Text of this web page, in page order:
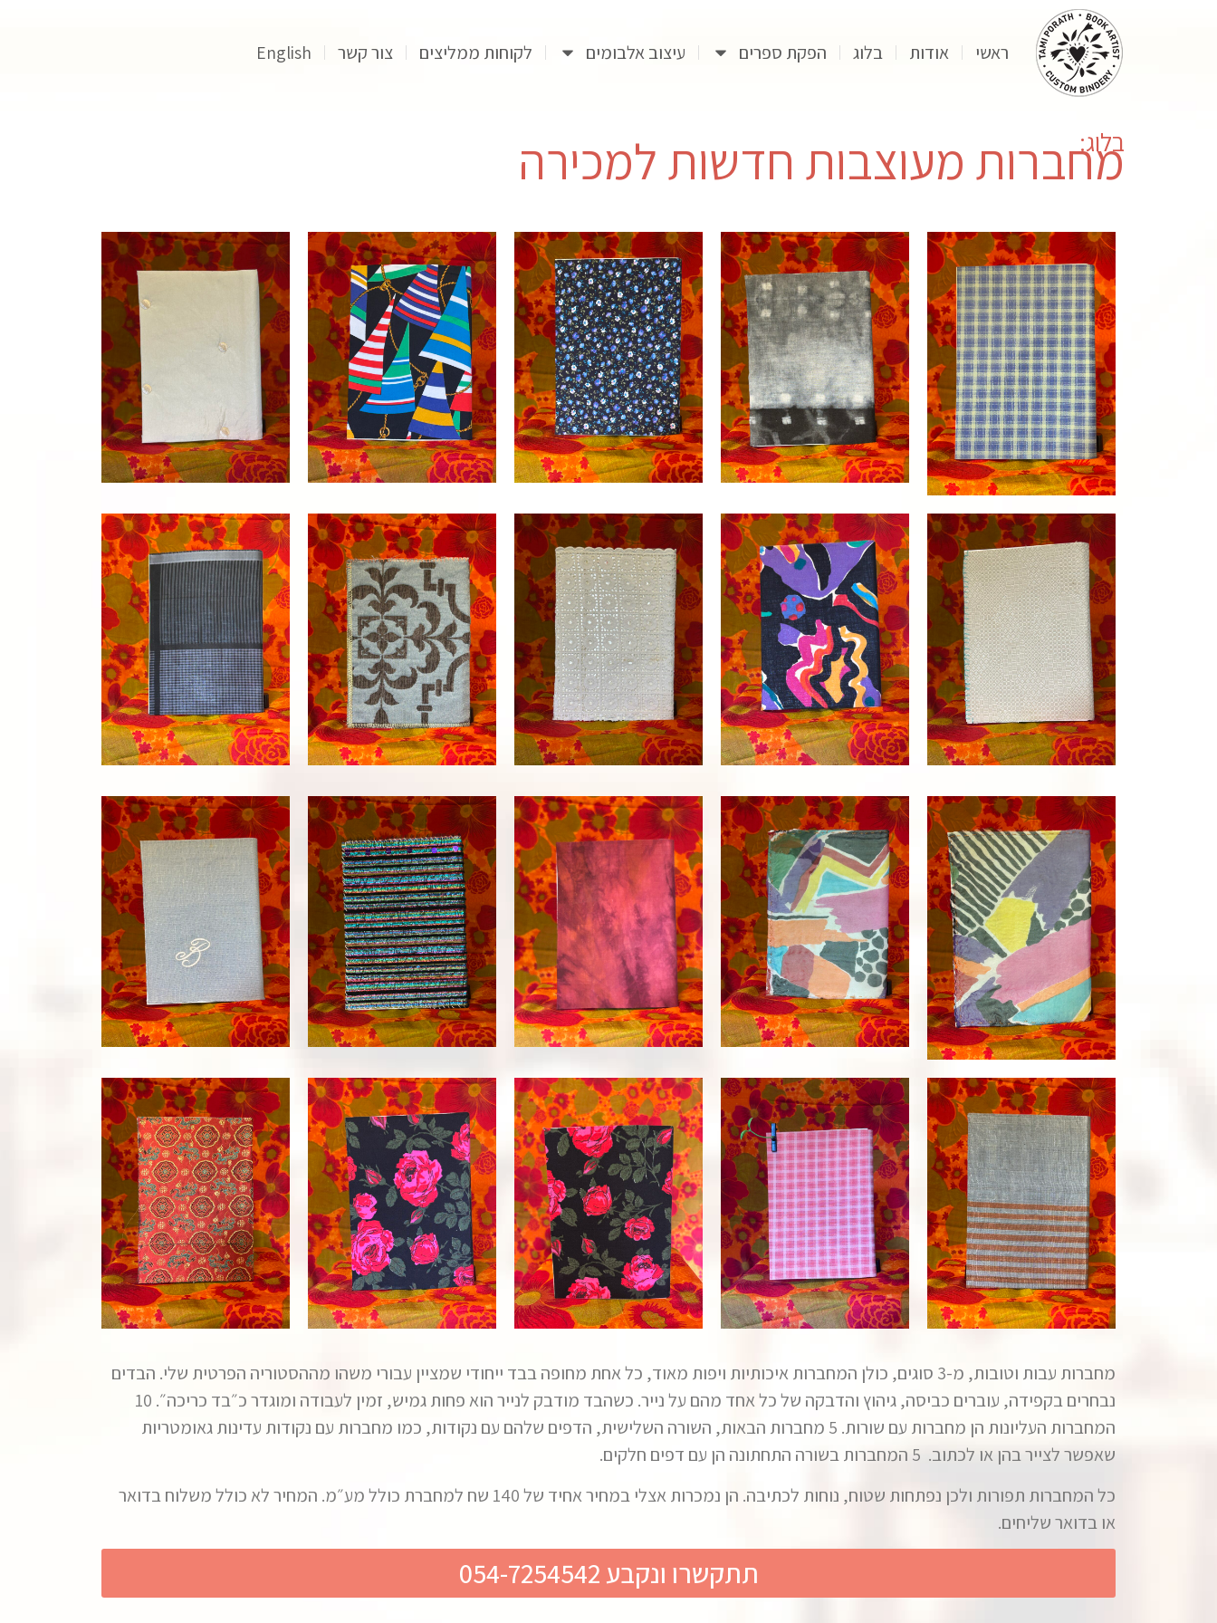
ראשי אודות בלוג הפקת ספרים עיצוב אלבומים לקוחות ממליצים צור קשר English
בלוג:
מחברות מעוצבות חדשות למכירה
מחברות עבות וטובות, מ-3 סוגים, כולן המחברות איכותיות ויפות מאוד, כל אחת מחופה בבד ייחודי שמציין עבורי משהו מההסטוריה הפרטית שלי. הבדים
נבחרים בקפידה, עוברים כביסה, גיהוץ והדבקה של כל אחד מהם על נייר. כשהבד מודבק לנייר הוא פחות גמיש, זמין לעבודה ומוגדר כ״בד כריכה״. 10
המחברות העליונות הן מחברות עם שורות. 5 מחברות הבאות, השורה השלישית, הדפים שלהם עם נקודות, כמו מחברות עם נקודות עדינות גאומטריות
שאפשר לצייר בהן או לכתוב. 5 המחברות בשורה התחתונה הן עם דפים חלקים.
כל המחברות תפורות ולכן נפתחות שטוח, נוחות לכתיבה. הן נמכרות אצלי במחיר אחיד של 140 שח למחברת כולל מע״מ. המחיר לא כולל משלוח בדואר
או בדואר שליחים.
תתקשרו ונקבע 054-7254542